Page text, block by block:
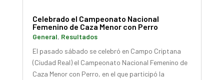
Celebrado el Campeonato Nacional
Femenino de Caza Menor con Perro
General, Resultados
El pasado sábado se celebró en Campo Criptana
(Ciudad Real) el Campeonato Nacional Femenino de
Caza Menor con Perro, en el que participó la